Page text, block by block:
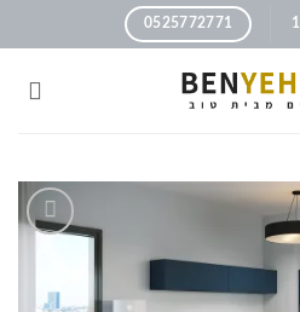
0525772771
שלי